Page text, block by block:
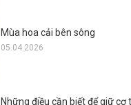
Mùa hoa cải bên sông
05.04.2026
Những điều cần biết để giữ cơ